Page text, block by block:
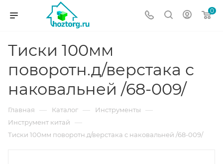
0
Тиски 100мм
поворотн.д/верстака с
наковальней /68-009/
Главная — Каталог — Инструменты —
Инструмент китай —
Тиски 100мм поворотн.д/верстака с наковальней /68-009/